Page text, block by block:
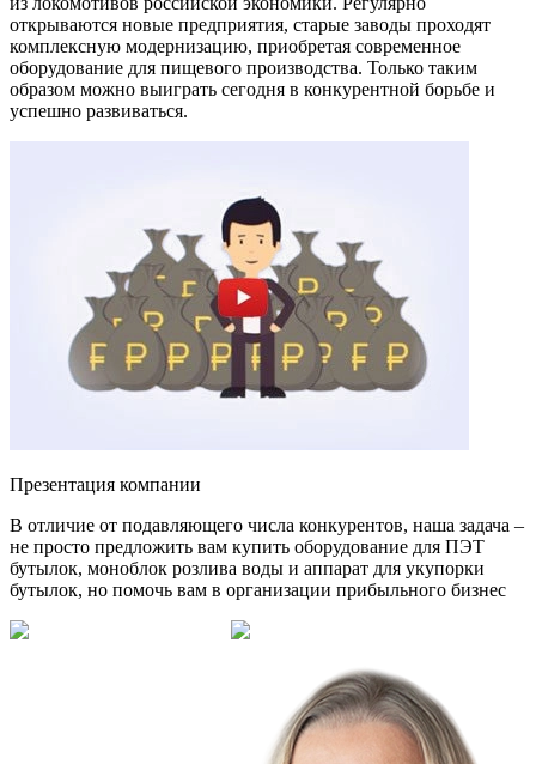
открываются новые предприятия, старые заводы проходят
комплексную модернизацию, приобретая современное
оборудование для пищевого производства. Только таким
образом можно выиграть сегодня в конкурентной борьбе и
успешно развиваться.
Презентация компании
В отличие от подавляющего числа конкурентов, наша задача –
не просто предложить вам купить оборудование для ПЭТ
бутылок, моноблок розлива воды и аппарат для укупорки
бутылок, но помочь вам в организации прибыльного бизнес